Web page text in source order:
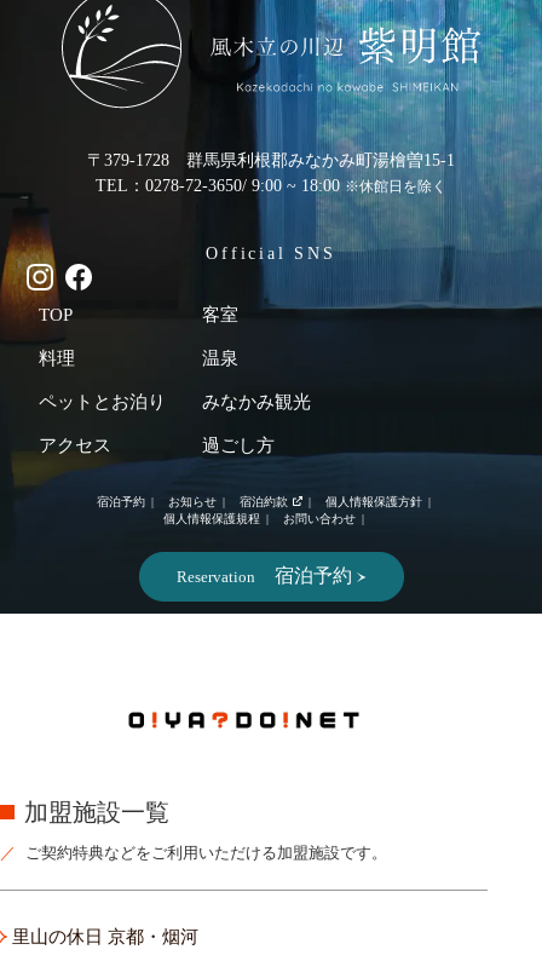
〒379-1728 群馬県利根郡みなかみ町湯檜曽15-1
TEL：0278-72-3650/ 9:00 ~ 18:00 ※休館日を除く
Official SNS
TOP 客室
料理 温泉
ペットとお泊り みなかみ観光
アクセス 過ごし方
宿泊予約 お知らせ 宿泊約款
個人情報保護方針
個人情報保護規程
お問い合わせ
Reservation 宿泊予約
加盟施設一覧
ご契約特典などをご利用いただける加盟施設です。
里山の休日 京都・烟河